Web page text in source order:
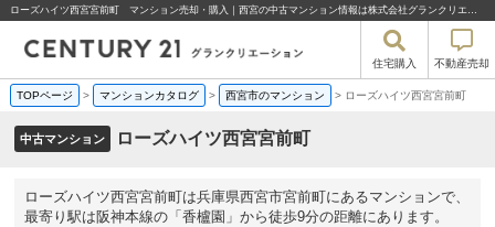
ローズハイツ西宮宮前町 マンション売却・購入｜西宮の中古マンション情報は株式会社グランクリエーション
住宅購入 不動産売却
TOPページ > マンションカタログ > 西宮市のマンション > ローズハイツ西宮宮前町
中古マンション ローズハイツ西宮宮前町
ローズハイツ西宮宮前町は兵庫県西宮市宮前町にあるマンションで、
最寄り駅は阪神本線の「香櫨園」から徒歩9分の距離にあります。